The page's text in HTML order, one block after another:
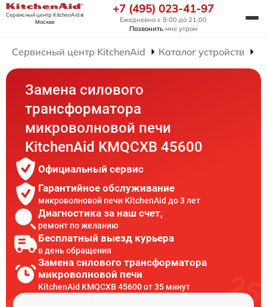
Сервисный центр KitchenAidв
Москве
+7 (495) 023-41-97
Ежедневно с 9:00 до 21:00
Позвонить мне утром
Сервисный центр KitchenAid Каталог устройств
Замена силового
трансформатора
микроволновой печи
KitchenAid KMQCXB 45600
Официальный сервис
Гарантийное обслуживание
микроволновой печи KitchenAid до 3 лет
Диагностика за наш счет,
ремонт по желанию
Бесплатный выезд курьера
в день обращения
Замена силового трансформатора
микроволновой печи
KitchenAid KMQCXB 45600 от 35 минут